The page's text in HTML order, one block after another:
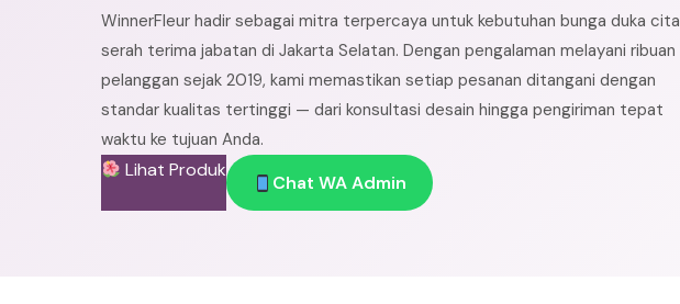
WinnerFleur hadir sebagai mitra terpercaya untuk kebutuhan bunga duka cita
serah terima jabatan di Jakarta Selatan. Dengan pengalaman melayani ribuan
pelanggan sejak 2019, kami memastikan setiap pesanan ditangani dengan
standar kualitas tertinggi — dari konsultasi desain hingga pengiriman tepat
waktu ke tujuan Anda.
Lihat Produk
Chat WA Admin